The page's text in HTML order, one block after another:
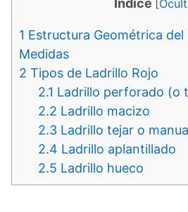
[
1 Estructura Geométrica del
Medidas
2 Tipos de Ladrillo Rojo
2.1 Ladrillo perforado (o
2.2 Ladrillo macizo
2.3 Ladrillo tejar o
2.4 Ladrillo aplantillado
2.5 Ladrillo hueco